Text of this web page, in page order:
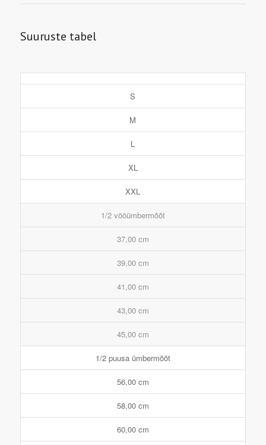
Suuruste tabel
S
M
L
XL
XXL
1/2 vööümbermõõt
37,00 cm
39,00 cm
41,00 cm
43,00 cm
45,00 cm
1/2 puusa ümbermõõt
56,00 cm
58,00 cm
60,00 cm